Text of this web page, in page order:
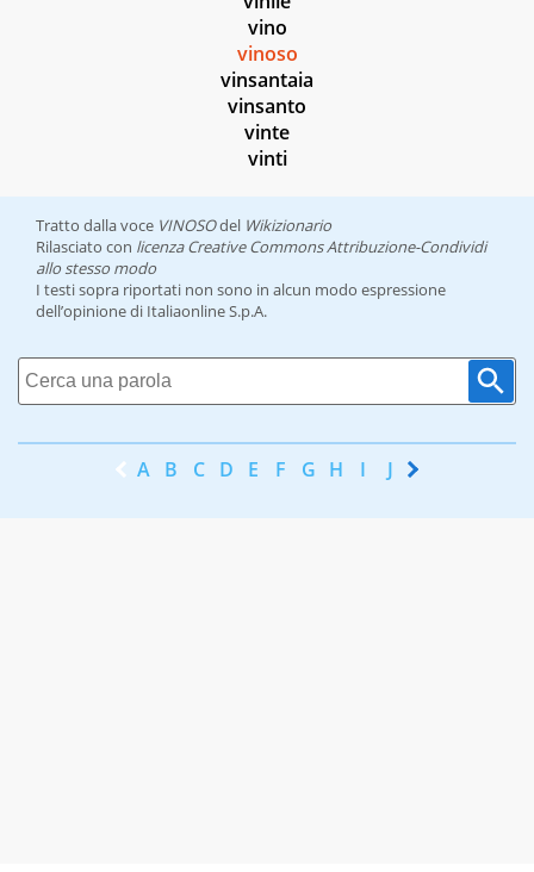
vino
vinoso
vinsantaia
vinsanto
vinte
vinti
Tratto dalla voce VINOSOdel Wikizionario
Rilasciato con licenza Creative Commons Attribuzione-Condividi
allo stesso modo
I testi sopra riportati non sono in alcun modo espressione
dell’opinione di Italiaonline S.p.A.
A B C D E F G H I J K